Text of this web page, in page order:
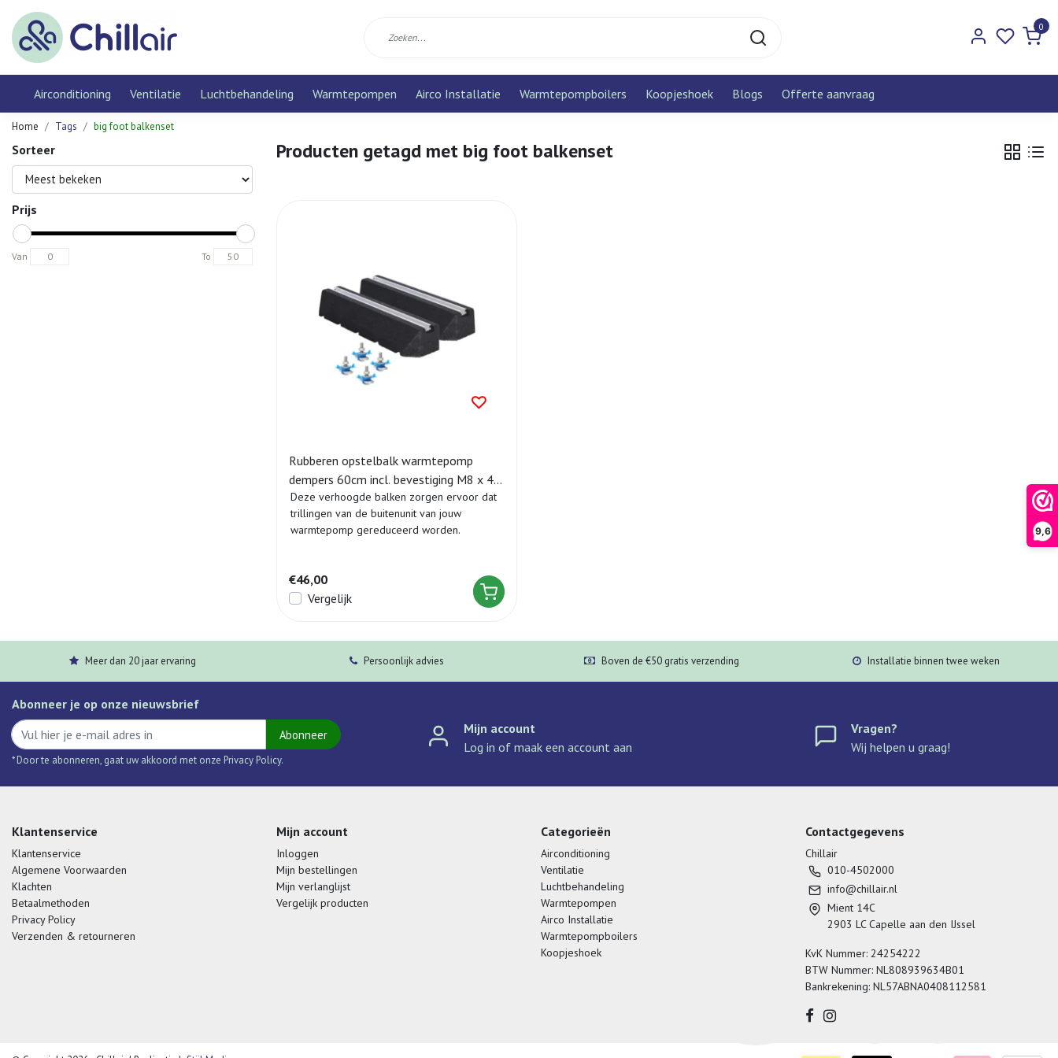
9,6
0
Airconditioning Ventilatie Luchtbehandeling Warmtepompen Airco Installatie Warmtepompboilers Koopjeshoek Blogs Offerte aanvraag
Home Tags big foot balkenset
Sorteer
Prijs
Van To
Producten getagd met big foot balkenset
Rubberen opstelbalk warmtepomp
dempers 60cm incl. bevestiging M8 x 40
mm (set a 2 stuks)
Deze verhoogde balken zorgen ervoor dat
trillingen van de buitenunit van jouw
warmtepomp gereduceerd worden.
€46,00
Vergelijk
Meer dan 20 jaar ervaring Persoonlijk advies Boven de €50 gratis verzending Installatie binnen twee weken
Abonneer je op onze nieuwsbrief
Abonneer
* Door te abonneren, gaat uw akkoord met onze Privacy Policy.
Mijn account
Log in of maak een account aan
Vragen?
Wij helpen u graag!
Klantenservice
Klantenservice
Algemene Voorwaarden
Klachten
Betaalmethoden
Privacy Policy
Verzenden & retourneren
Mijn account
Inloggen
Mijn bestellingen
Mijn verlanglijst
Vergelijk producten
Categorieën
Airconditioning
Ventilatie
Luchtbehandeling
Warmtepompen
Airco Installatie
Warmtepompboilers
Koopjeshoek
Contactgegevens
Chillair
010-4502000
info@chillair.nl
Mient 14C
2903 LC Capelle aan den IJssel
KvK Nummer: 24254222
BTW Nummer: NL808939634B01
Bankrekening: NL57ABNA0408112581